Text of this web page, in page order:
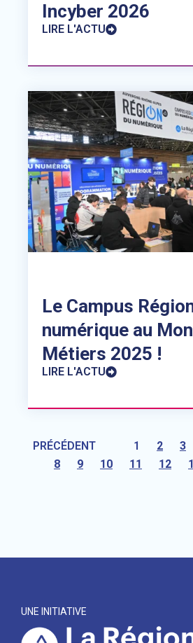
Incyber 2026
LIRE L'ACTU
Le Campus
numérique au
Métiers 2025 !
LIRE L'ACTU
PRÉCÉDENT 1 2 3
8
9 10 11 12
UNE INITIATIVE